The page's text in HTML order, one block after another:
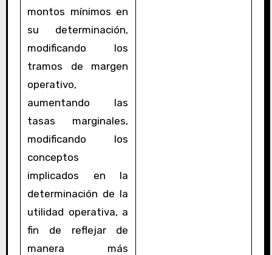
montos mínimos en
su determinación,
modificando los
tramos de margen
operativo,
aumentando las
tasas marginales,
modificando los
conceptos
implicados en la
determinación de la
utilidad operativa, a
fin de reflejar de
manera más